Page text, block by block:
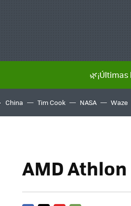
China Tim Cook NASA Waze
AMD